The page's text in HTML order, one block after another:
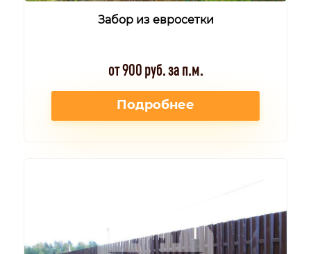
Забор из евросетки
от 900 руб. за п.м.
Подробнее